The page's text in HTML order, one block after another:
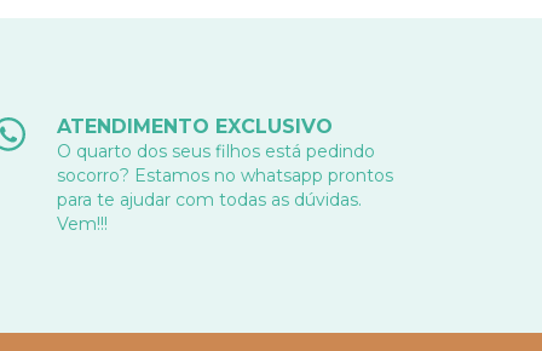
ATENDIMENTO EXCLUSIVO
O quarto dos seus filhos está pedindo
socorro? Estamos no whatsapp prontos
para te ajudar com todas as dúvidas.
Vem!!!